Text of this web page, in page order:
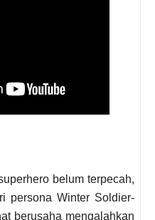
belum terpecah,
persona Winter Soldier-
berusaha mengalahkan